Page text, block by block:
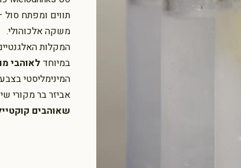
תווים ומפתח
משקה אלכוהולי.
המקלות
במיוחד לאוהבי
המינימליסטי
אביזר בר מקורי
שאוהבים